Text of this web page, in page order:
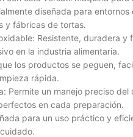
diseñada para entornos
y fábricas de tortas.
Resistente, duradera y
en la industria alimentaria.
los productos se peguen,
rápida.
Permite un manejo preciso del
en cada preparación.
para un uso práctico y